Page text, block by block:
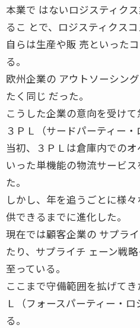
本業で はないロジスティク
るこ とで、ロジスティクスコ
自らは生産や販 売といった
る。
欧州企業の アウトソーシン
たく同じ だった。
こうした企業の意向を受け
３ＰＬ（サードパーティー・
当初、３ＰＬは倉庫内での
いった単機能の物流サービ
た。
しかし、年を追うごとに様
供できるまでに進化した。
現在では顧客企業の サプラ
たり、サプライチ ェーン戦
至っている。
ここまで守備範囲を拡げて
Ｌ（フォースパーティー・
る。